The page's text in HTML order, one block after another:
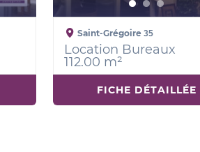
Saint-Grégoire 35
Location Bureaux
112.00 m²
FICHE DÉTAILLÉE